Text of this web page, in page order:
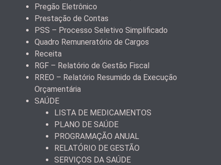
Pregão Eletrônico
Prestação de Contas
PSS – Processo Seletivo Simplificado
Quadro Remuneratório de Cargos
Receita
RGF – Relatório de Gestão Fiscal
RREO – Relatório Resumido da Execução
Orçamentária
SAÚDE
LISTA DE MEDICAMENTOS
PLANO DE SAÚDE
PROGRAMAÇÃO ANUAL
RELATÓRIO DE GESTÃO
SERVIÇOS DA SAÚDE